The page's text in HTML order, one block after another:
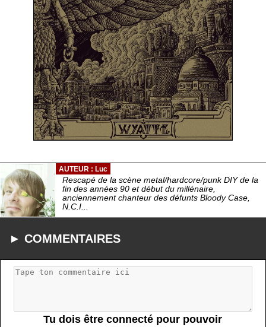
AUTEUR : Luc
Rescapé de la scène metal/hardcore/punk DIY de la
fin des années 90 et début du millénaire,
anciennement chanteur des défunts Bloody Case,
N.C.I...
► COMMENTAIRES
Tu dois être connecté pour pouvoir